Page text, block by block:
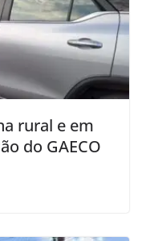
rural e em
do GAECO